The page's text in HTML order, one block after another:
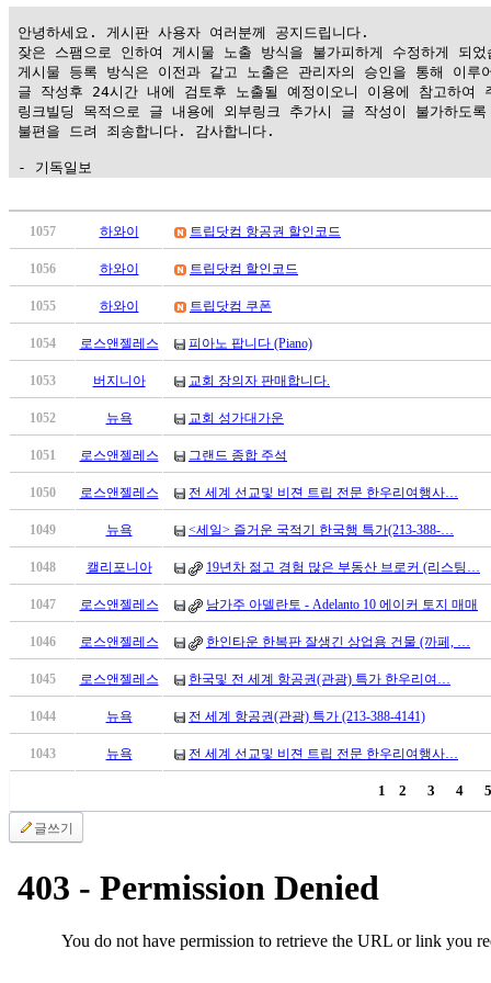
안녕하세요. 게시판 사용자 여러분께 공지드립니다.
잦은 스팸으로 인하여 게시물 노출 방식을 불가피하게 수정하게 되었
게시물 등록 방식은 이전과 같고 노출은 관리자의 승인을 통해 이루
글 작성후 24시간 내에 검토후 노출될 예정이오니 이용에 참고하여
링크빌딩 목적으로 글 내용에 외부링크 추가시 글 작성이 불가하도
불편을 드려 죄송합니다. 감사합니다.
- 기독일보
만
꼴
밍
넷
minky
체
안
브
국
소
야
즐
1057 하와이 트립닷컴 항공권 할인코드
1056 하와이 트립닷컴 할인코드
1055 하와이 트립닷컴 쿠폰
1054 로스앤젤레스 피아노 팝니다 (Piano)
1053 버지니아 교회 장의자 판매합니다.
1052 뉴욕 교회 성가대가운
1051 로스앤젤레스 그랜드 종합 주석
1050 로스앤젤레스 전 세계 선교및 비젼 트립 전문 한우리여행사…
1049 뉴욕 <세일> 즐거운 국적기 한국행 특가(213-388-…
1048 캘리포니아 19년차 젊고 경험 많은 부동산 브로커 (리스팅…
1047 로스앤젤레스 남가주 아델란토 - Adelanto 10 에이커 토지 매매
1046 로스앤젤레스 한인타운 한복판 잘생긴 상업용 건물 (까페, …
1045 로스앤젤레스 한국및 전 세계 항공권(관광) 특가 한우리여…
1044 뉴욕 전 세계 항공권(관광) 특가 (213-388-4141)
1043 뉴욕 전 세계 선교및 비젼 트립 전문 한우리여행사…
1 2 3 4 5
글쓰기